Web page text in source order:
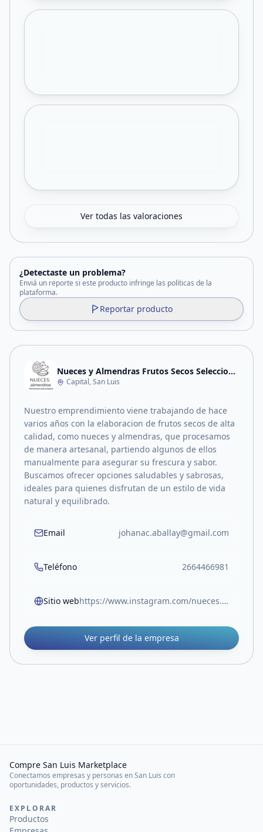
Ver todas las valoraciones
¿Detectaste un problema?
Enviá un reporte si este producto infringe las políticas de la
plataforma.
Reportar producto
Nueces y Almendras Frutos Secos Seleccionados
Capital, San Luis
Nuestro emprendimiento viene trabajando de hace
varios años con la elaboracion de frutos secos de alta
calidad, como nueces y almendras, que procesamos
de manera artesanal, partiendo algunos de ellos
manualmente para asegurar su frescura y sabor.
Buscamos ofrecer opciones saludables y sabrosas,
ideales para quienes disfrutan de un estilo de vida
natural y equilibrado.
Email johanac.aballay@gmail.com
Teléfono 2664466981
Sitio web https://www.instagram.com/nueces.almendras/
Ver perfil de la empresa
Compre San Luis Marketplace
Conectamos empresas y personas en San Luis con
oportunidades, productos y servicios.
EXPLORAR
Productos